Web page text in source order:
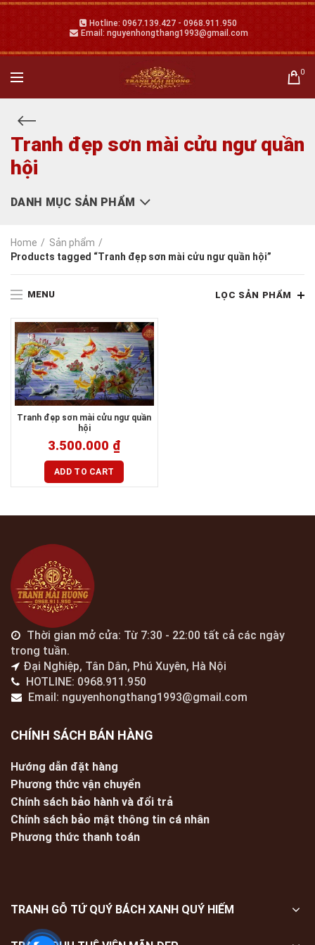
Hotline: 0967.139.427 - 0968.911.950
Email: nguyenhongthang1993@gmail.com
0
Tranh đẹp sơn mài cửu ngư quần
hội
DANH MỤC SẢN PHẨM
Home
Sản phẩm
Products tagged “Tranh đẹp sơn mài cửu ngư quần hội”
MENU LỌC SẢN PHẨM
Tranh đẹp sơn mài cửu ngư quần
hội
3.500.000 ₫
ADD TO CART
Thời gian mở cửa: Từ 7:30 - 22:00 tất cả các ngày
trong tuần.
Đại Nghiệp, Tân Dân, Phú Xuyên, Hà Nội
HOTLINE: 0968.911.950
Email: nguyenhongthang1993@gmail.com
CHÍNH SÁCH BÁN HÀNG
Hướng dẫn đặt hàng
Phương thức vận chuyển
Chính sách bảo hành và đổi trả
Chính sách bảo mật thông tin cá nhân
Phương thức thanh toán
TRANH GỖ TỨ QUÝ BÁCH XANH QUÝ HIẾM